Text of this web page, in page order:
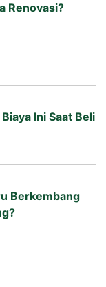
Renovasi?
Ini Saat Beli
Berkembang